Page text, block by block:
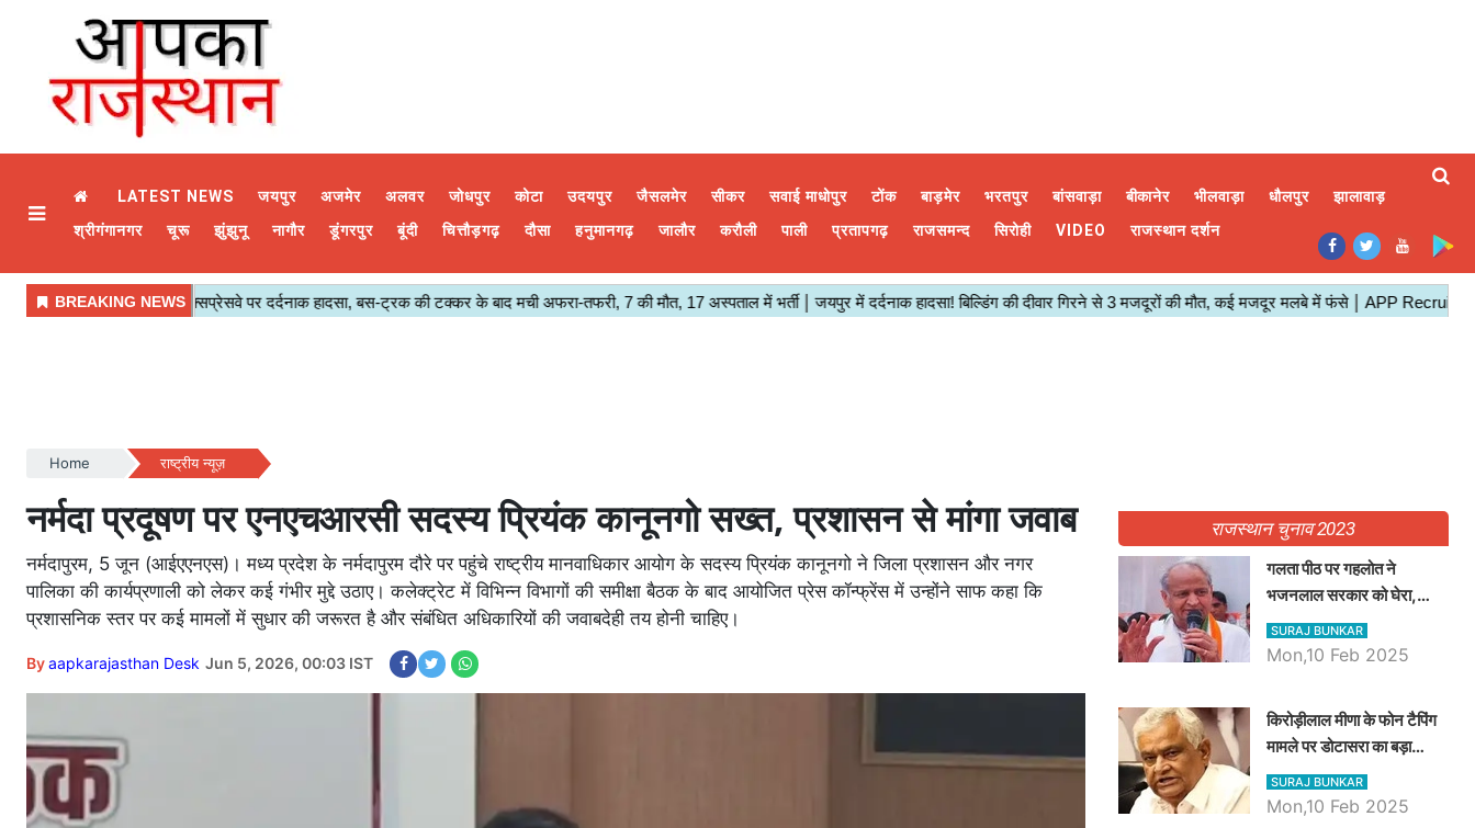
LATEST NEWS जयपुर अजमेर अलवर जोधपुर कोटा उदयपुर जैसलमेर सीकर सवाई माधोपुर टोंक बाड़मेर भरतपुर बांसवाड़ा बीकानेर भीलवाड़ा धौलपुर
झालावाड़
श्रीगंगानगर
चूरू झुंझुनू नागौर डूंगरपुर बूंदी चित्तौड़गढ़ दौसा हनुमानगढ़ जालौर करौली पाली प्रतापगढ़ राजसमन्द सिरोही VIDEO राजस्थान दर्शन
Home राष्ट्रीय न्यूज़
नर्मदा प्रदूषण पर एनएचआरसी सदस्य प्रियंक कानूनगो सख्त, प्रशासन से मांगा जवाब
नर्मदापुरम, 5 जून (आईएएनएस)। मध्य प्रदेश के नर्मदापुरम दौरे पर पहुंचे राष्ट्रीय मानवाधिकार आयोग के सदस्य प्रियंक कानूनगो ने जिला प्रशासन और नगर
पालिका की कार्यप्रणाली को लेकर कई गंभीर मुद्दे उठाए। कलेक्ट्रेट में विभिन्न विभागों की समीक्षा बैठक के बाद आयोजित प्रेस कॉन्फ्रेंस में उन्होंने साफ कहा कि
प्रशासनिक स्तर पर कई मामलों में सुधार की जरूरत है और संबंधित अधिकारियों की जवाबदेही तय होनी चाहिए।
Byaapkarajasthan Desk Jun 5, 2026, 00:03 IST
राजस्थान चुनाव 2023
गलता पीठ पर गहलोत ने
भजनलाल सरकार को घेरा,
Video में देखें अब तक बड़ी
खबरें
SURAJ BUNKAR
Mon,10 Feb 2025
किरोड़ीलाल मीणा के फोन टैपिंग
मामले पर डोटासरा का बड़ा
आरोप, वीडियो में देखें AZ बड़ी
खबरें
SURAJ BUNKAR
Mon,10 Feb 2025